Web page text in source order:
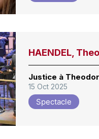
HAENDEL,
Justice à
15 Oct 2025
Spectacle